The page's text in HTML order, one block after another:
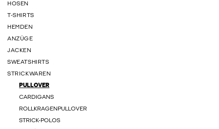
HOSEN
T-SHIRTS
HEMDEN
ANZÜGE
JACKEN
SWEATSHIRTS
STRICKWAREN
PULLOVER
CARDIGANS
ROLLKRAGENPULLOVER
STRICK-POLOS